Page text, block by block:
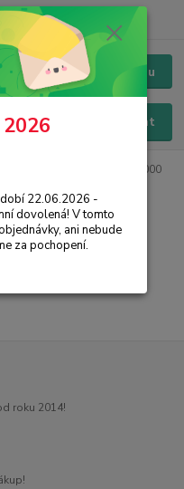
Menu
Hledat
10/100/1000
roku 2014!
22.06.2026 -
dovolená! V tomto
ani nebude
za pochopení.